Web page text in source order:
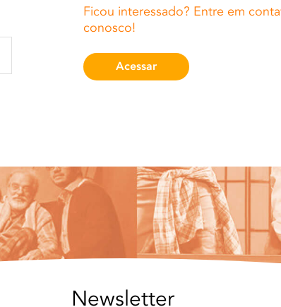
Ficou interessado? Entre em
conosco!
Acessar
Newsletter